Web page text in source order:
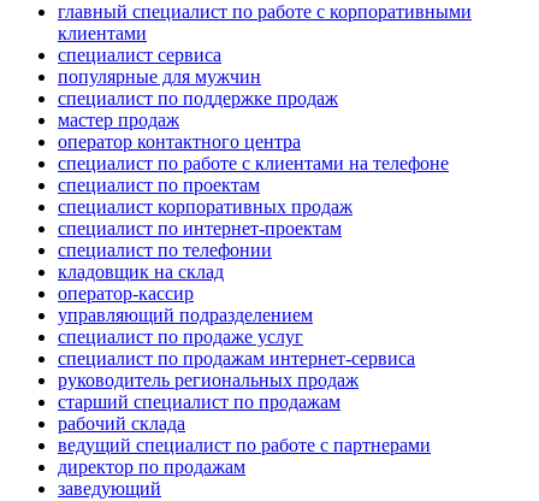
главный специалист по работе с корпоративными
клиентами
специалист сервиса
популярные для мужчин
специалист по поддержке продаж
мастер продаж
оператор контактного центра
специалист по работе с клиентами на телефоне
специалист по проектам
специалист корпоративных продаж
специалист по интернет-проектам
специалист по телефонии
кладовщик на склад
оператор-кассир
управляющий подразделением
специалист по продаже услуг
специалист по продажам интернет-сервиса
руководитель региональных продаж
старший специалист по продажам
рабочий склада
ведущий специалист по работе с партнерами
директор по продажам
заведующий